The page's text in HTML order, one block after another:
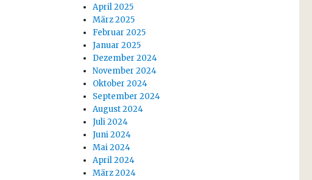
April 2025
März 2025
Februar 2025
Januar 2025
Dezember 2024
November 2024
Oktober 2024
September 2024
August 2024
Juli 2024
Juni 2024
Mai 2024
April 2024
März 2024